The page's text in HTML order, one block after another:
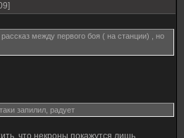
между первого боя ( на станции) , но
запилил, радует
что некроны покажутся лишь